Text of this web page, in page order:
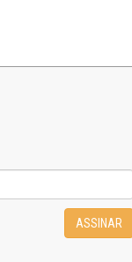
ASSINAR